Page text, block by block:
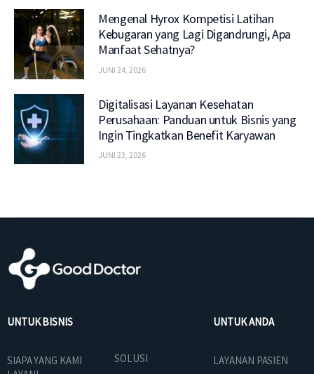
Mengenal Hyrox Kompetisi Latihan
Kebugaran yang Lagi Digandrungi, Apa
Manfaat Sehatnya?
JUNI 24, 2026
Digitalisasi Layanan Kesehatan
Perusahaan: Panduan untuk Bisnis yang
Ingin Tingkatkan Benefit Karyawan
JUNI 23, 2026
UNTUK BISNIS
SIAPA YANG KAMI
SOLUSI
UNTUK ANDA
LAYANAN PASIEN